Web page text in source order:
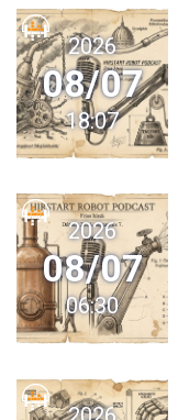
2026
08/07
18:07
2026
08/07
06:30